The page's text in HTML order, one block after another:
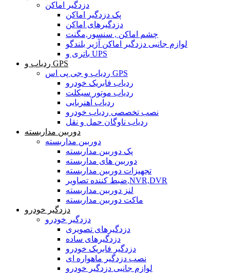
دزدگیر اماکن
پک دزدگیر اماکن
دزدگیرهای اماکن
چشم اماکن , سنسور,مگنت
لوازم جانبی دزدگیر اماکن آژیر بلندگو
باتری و UPS
ردیاب و GPS
ردیاب و جی پی اس GPS
ردیاب فابریک خودرو
ردیاب موتور سیکلت
ردیاب آهنربایی
نصب تخصصی ردیاب خودرو
ردیاب ناوگان حمل و نقل
دوربین مداربسته
دوربین مداربسته
پک دوربین مداربسته
دوربین های مداربسته
تجهیزات دوربین مداربسته
ضبط کننده تصاویر,NVR,DVR
لنز دوربین مداربسته
ماکت دوربین مداربسته
دزدگیر خودرو
دزدگیر خودرو
دزدگیرهای تصویری
دزدگیرهای ساده
دزدگیر فابریک خودرو
نصب دزدگیر ماهواره ای
لوازم جانبی دزدگیر خودرو